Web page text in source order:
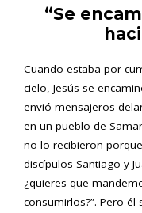
“Se
Cuando estaba por
cielo, Jesús se
envió mensajeros
en un pueblo de
no lo recibieron
discípulos Santiago y
¿quieres que
consumirlos?”. Pero